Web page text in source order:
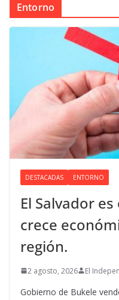
Entorno
DESTACADAS ENTORNO
El Salvador
crece
región.
2 agosto, 2026 El
Gobierno de Bukele